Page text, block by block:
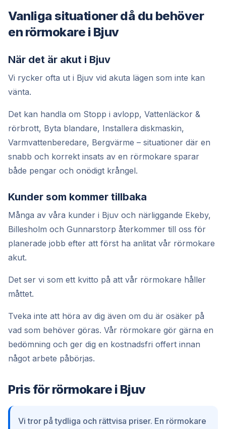
Vanliga situationer då du behöver
en rörmokare i Bjuv
När det är akut i Bjuv
Vi rycker ofta ut i Bjuv vid akuta lägen som inte kan
vänta.
Det kan handla om Stopp i avlopp, Vattenläckor &
rörbrott, Byta blandare, Installera diskmaskin,
Varmvattenberedare, Bergvärme – situationer där en
snabb och korrekt insats av en rörmokare sparar
både pengar och onödigt krångel.
Kunder som kommer tillbaka
Många av våra kunder i Bjuv och närliggande Ekeby,
Billesholm och Gunnarstorp återkommer till oss för
planerade jobb efter att först ha anlitat vår rörmokare
akut.
Det ser vi som ett kvitto på att vår rörmokare håller
måttet.
Tveka inte att höra av dig även om du är osäker på
vad som behöver göras. Vår rörmokare gör gärna en
bedömning och ger dig en kostnadsfri offert innan
något arbete påbörjas.
Pris för rörmokare i Bjuv
Vi tror på tydliga och rättvisa priser. En rörmokare